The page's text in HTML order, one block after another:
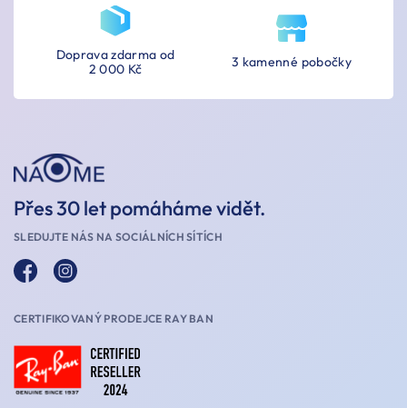
3 kamenné pobočky
Doprava zdarma od
2 000 Kč
Přes 30 let pomáháme vidět.
SLEDUJTE NÁS NA SOCIÁLNÍCH SÍTÍCH
CERTIFIKOVANÝ PRODEJCE RAY BAN